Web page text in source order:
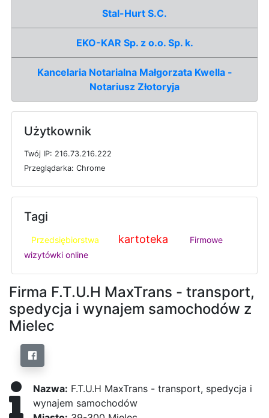
Stal-Hurt S.C.
EKO-KAR Sp. z o.o. Sp. k.
Kancelaria Notarialna Małgorzata Kwella -
Notariusz Złotoryja
Użytkownik
Twój IP: 216.73.216.222
Przeglądarka: Chrome
Tagi
Przedsiębiorstwa kartoteka
Firmowe
wizytówki online
Firma F.T.U.H MaxTrans - transport,
spedycja i wynajem samochodów z
Mielec
Nazwa: F.T.U.H MaxTrans - transport, spedycja i
wynajem samochodów